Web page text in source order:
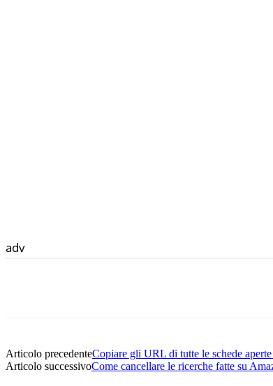
adv
Articolo precedenteCopiare gli URL di tutte le schede
Articolo successivoCome cancellare le ricerche fatte su